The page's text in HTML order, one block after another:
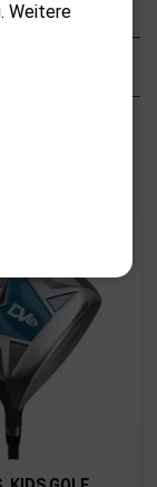
Weitere